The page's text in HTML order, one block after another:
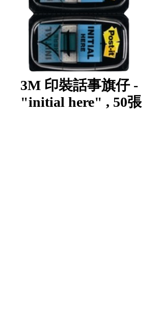
3M 印裝話事旗仔 -
"initial here" , 50張